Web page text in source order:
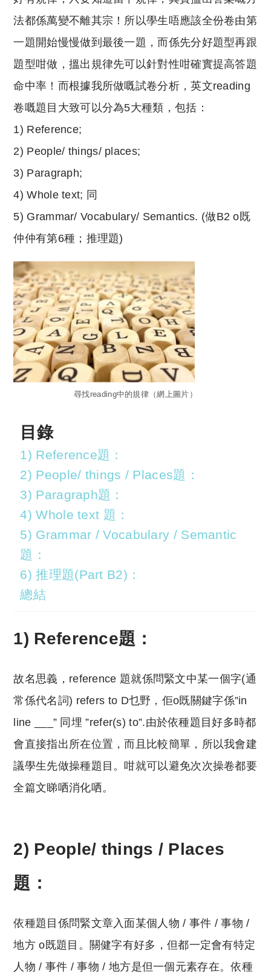
法都係萬變不離其宗！所以學生唔應該全份卷由第
一題開始慢慢做到最後一題，而係先分好題型再跟
題型咁做，搵出規律先可以針對性咁確實提高答題
命中率！而根據我所做嘅試卷分析，英文reading
卷嘅題目大致可以分為5大種類，包括：
1) Reference;
2) People/ things/ places;
3) Paragraph;
4) Whole text; 同
5) Grammar/ Vocabulary/ Semantics. (做B2 o既
仲仲有第6種；推理題)
尋找reading中的規律（網上圖片）
目錄
1) Reference題：
2) People/ things / Places題：
3) Paragraph題：
4) Whole text 題：
5) Grammar / Vocabulary / Semantic
題：
6) 推理題(Part B2)：
總結
1) Reference題：
故名思義，reference 題就係問緊文中某一個字(通
常係代名詞) refers to D乜野，佢o既關鍵字係”in
line ___” 同埋 ”refer(s) to”.由於依種題目好多時都
會直接指出所在位置，而且比較簡單，所以我會建
議學生先做操種題目。咁就可以避免次次操卷都要
全篇文睇哂消化哂。
2) People/ things / Places
題：
依種題目係問緊文章入面某個人物 / 事件 / 事物 /
地方 o既題目。關健字有好多，但都一定會有特定
人物 / 事件 / 事物 / 地方是但一個元素存在。依種